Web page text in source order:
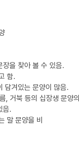
을 찾아 볼 수 있음.
함.
담겨있는 문양이 많음.
, 거북 등의 십장생 문양
음.
말 문양을 비